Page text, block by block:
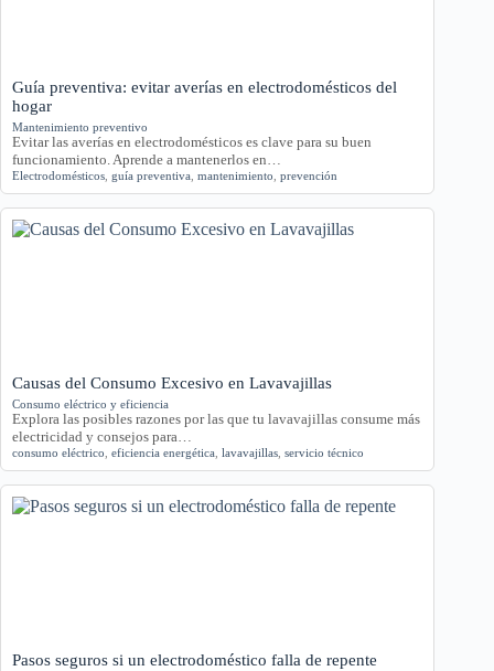
Guía preventiva: evitar averías en electrodomésticos del
hogar
Mantenimiento preventivo
Evitar las averías en electrodomésticos es clave para su buen
funcionamiento. Aprende a mantenerlos en…
Electrodomésticos guía preventiva mantenimiento prevención
Causas del Consumo Excesivo en Lavavajillas
Consumo eléctrico y eficiencia
Explora las posibles razones por las que tu lavavajillas consume más
electricidad y consejos para…
consumo eléctrico eficiencia energética lavavajillas servicio técnico
Pasos seguros si un electrodoméstico falla de repente